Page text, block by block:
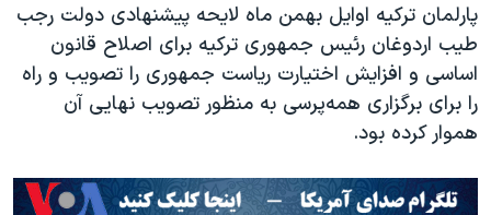
پارلمان ترکیه اوایل بهمن ماه لایحه پیشنهادی دولت رجب
طیب اردوغان رئیس جمهوری ترکیه برای اصلاح قانون
اساسی و افزایش اختیارت ریاست جمهوری را تصویب و راه
را برای برگزاری همه‌پرسی به منظور تصویب نهایی آن
هموار کرده بود.